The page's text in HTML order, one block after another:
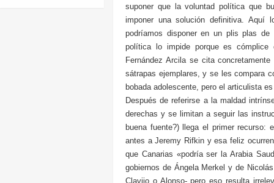
suponer que la voluntad política que
imponer una solución definitiva. Aquí
podríamos disponer en un plis plas
política lo impide porque es
Fernández Arcila se cita
sátrapas ejemplares, y se les compara
bobada adolescente, pero el articulista
Después de referirse a la maldad
derechas y se limitan a seguir las
buena fuente?) llega el primer recurso:
antes a Jeremy Rifkin y esa feliz
que Canarias «podría ser la Arabia
gobiernos de Ángela Merkel y de
Clavijo o Alonso- pero eso resulta